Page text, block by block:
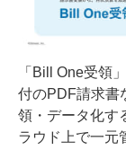
「Bill One受領
付のPDF請求書
領・データ化す
ラウド上で一元